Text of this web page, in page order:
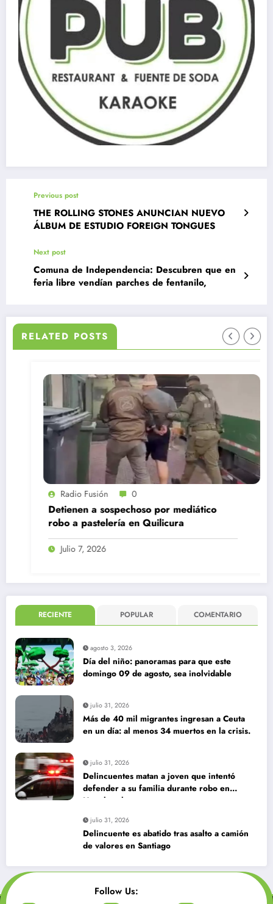
Previous post
THE ROLLING STONES ANUNCIAN NUEVO
ÁLBUM DE ESTUDIO FOREIGN TONGUES
Next post
Comuna de Independencia: Descubren que en
feria libre vendían parches de fentanilo,
RELATED POSTS
Radio Fusión 0
Detienen a sospechoso por mediático
robo a pastelería en Quilicura
Julio 7, 2026
RECIENTE POPULAR COMENTARIO
agosto 3, 2026
Día del niño: panoramas para que este
domingo 09 de agosto, sea inolvidable
julio 31, 2026
Más de 40 mil migrantes ingresan a Ceuta
en un día: al menos 34 muertos en la crisis.
julio 31, 2026
Delincuentes matan a joven que intentó
defender a su familia durante robo en
Huechuraba
julio 31, 2026
Delincuente es abatido tras asalto a camión
de valores en Santiago
Follow Us: